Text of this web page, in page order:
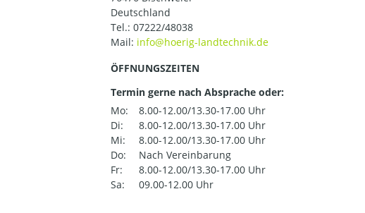
Deutschland
Tel.: 07222/48038
Mail:
ÖFFNUNGSZEITEN
Termin gerne nach Absprache oder:
Mo:
8.00-12.00/13.30-17.00 Uhr
Di:
8.00-12.00/13.30-17.00 Uhr
Mi:
8.00-12.00/13.30-17.00 Uhr
Do:
Nach Vereinbarung
Fr:
8.00-12.00/13.30-17.00 Uhr
Sa:
09.00-12.00 Uhr